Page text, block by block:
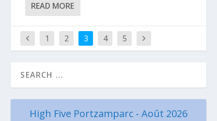
READ MORE
1 2 3 4 5
High Five Portzamparc - Août 2026